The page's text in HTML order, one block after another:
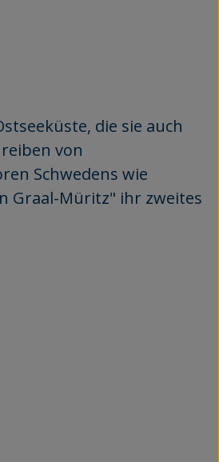
die sie auch
von
Schwedens wie
Graal-Müritz" ihr zweites